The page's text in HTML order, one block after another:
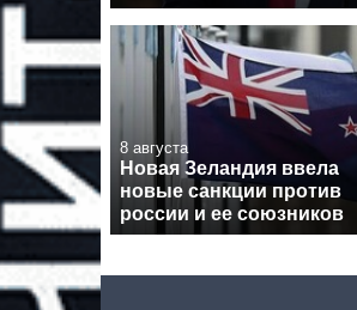
8 августа
Новая Зеландия ввела
новые санкции против
россии и ее союзников